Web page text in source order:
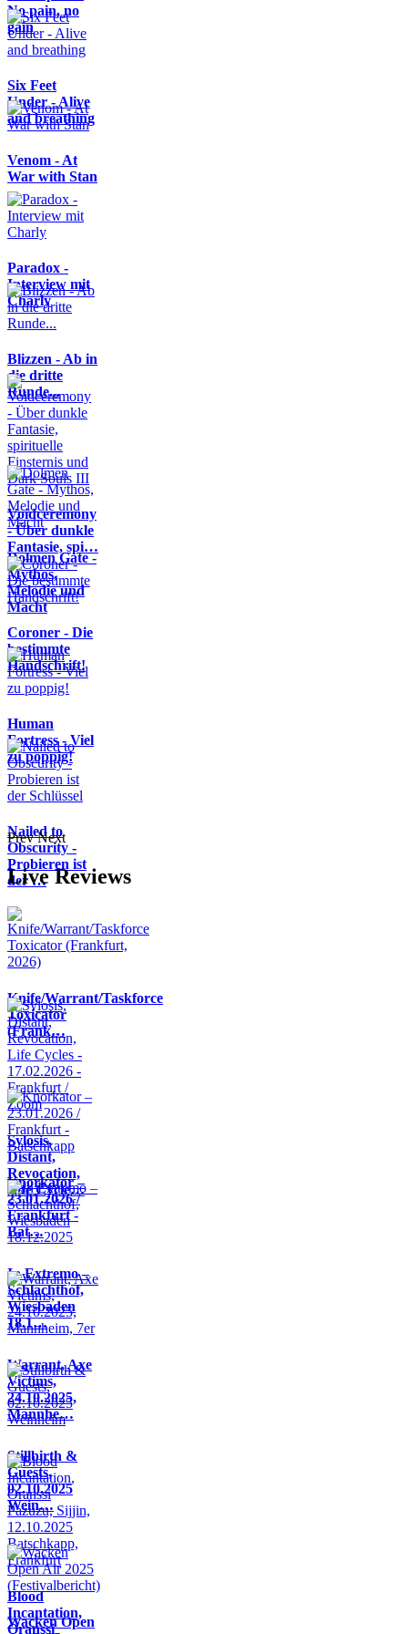
No pain, no
gain
Six Feet
Under - Alive
and breathing
Venom - At
War with Stan
Paradox -
Interview mit
Charly
Blizzen - Ab in
die dritte
Runde...
Voidceremony
- Über dunkle
Fantasie, spi…
Dolmen Gate -
Mythos,
Melodie und
Macht
Coroner - Die
bestimmte
Handschrift!
Human
Fortress - Viel
zu poppig!
Nailed to
Obscurity -
Probieren ist
der …
Prev Next
Live Reviews
Knife/Warrant/Taskforce
Toxicator
(Frank…
Sylosis,
Distant,
Revocation,
Life Cycle…
Knorkator –
23.01.2026 /
Frankfurt -
Bat…
In Extremo –
Schlachthof,
Wiesbaden
18.1…
Warrant, Axe
Victims,
24.10.2025,
Mannhe…
Stillbirth &
Guests,
02.10.2025
Wein…
Blood
Incantation,
Oranssi
Wacken Open